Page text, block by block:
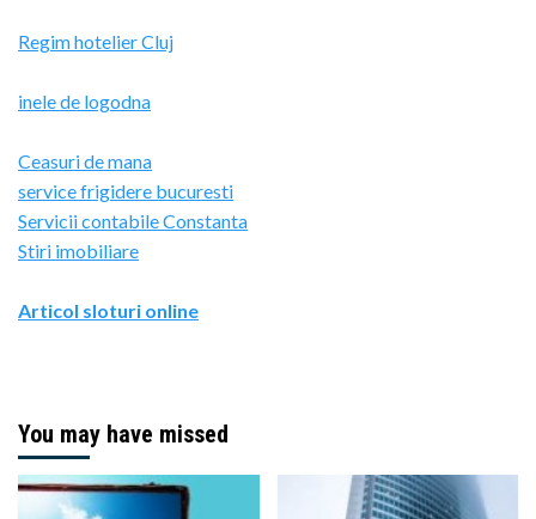
Regim hotelier Cluj
inele de logodna
Ceasuri de mana
service frigidere bucuresti
Servicii contabile Constanta
Stiri imobiliare
Articol sloturi online
You may have missed